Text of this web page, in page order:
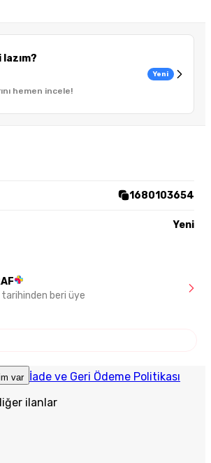
hemen incele!
Yeni
1680103654
Yeni
beri üye
var İade ve Geri Ödeme Politikası
ilanlar